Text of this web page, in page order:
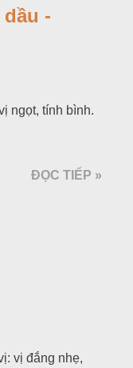
dầu -
ngọt, tính bình.
ĐỌC TIẾP »
vị đắng nhẹ,